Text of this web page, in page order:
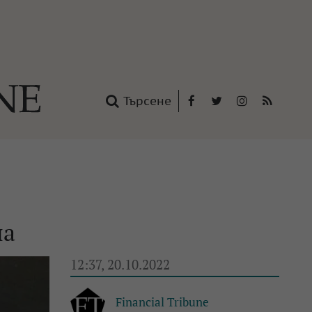
Търсене
12:37, 20.10.2022
Financial Tribune